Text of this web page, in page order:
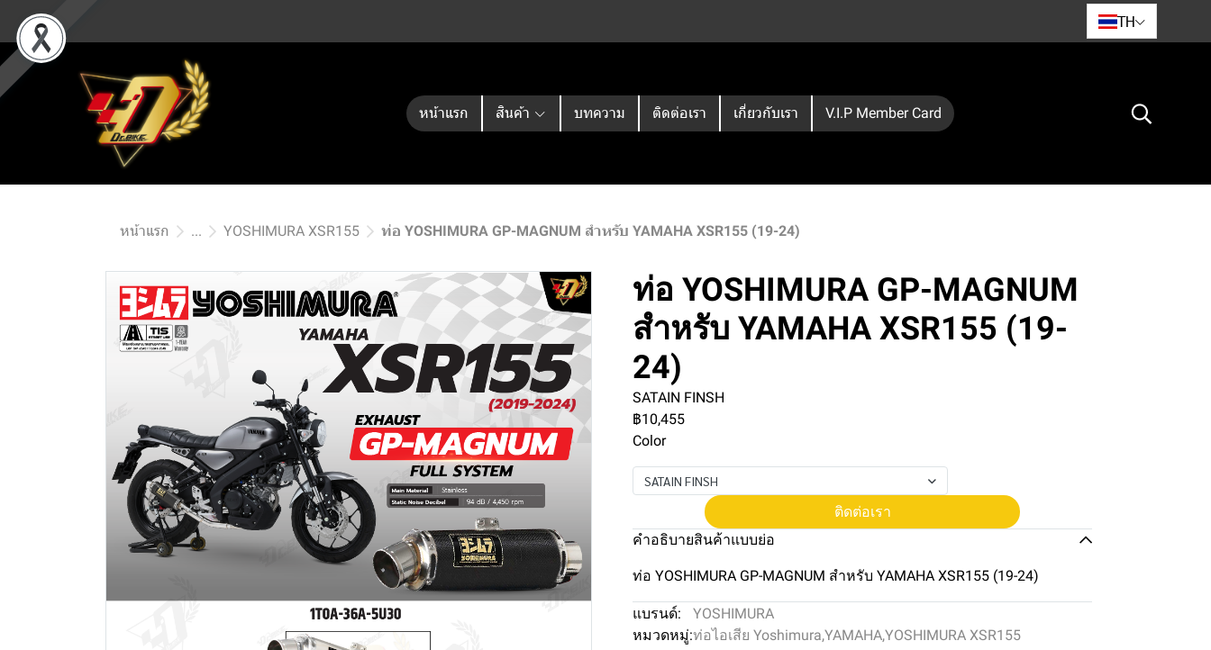
TH
หน้าแรก สินค้า บทความ ติดต่อเรา เกี่ยวกับเรา V.I.P Member Card
หน้าแรก ... YOSHIMURA XSR155 ท่อ YOSHIMURA GP-MAGNUM สำหรับ YAMAHA XSR155 (19-24)
ท่อ YOSHIMURA GP-MAGNUM
สำหรับ YAMAHA XSR155 (19-
24)
SATAIN FINSH
฿10,455
Color
SATAIN FINSH
ติดต่อเรา
คำอธิบายสินค้าแบบย่อ
ท่อ YOSHIMURA GP-MAGNUM สำหรับ YAMAHA XSR155 (19-24)
แบรนด์:
YOSHIMURA
หมวดหมู่:ท่อไอเสีย Yoshimura,YAMAHA,YOSHIMURA XSR155